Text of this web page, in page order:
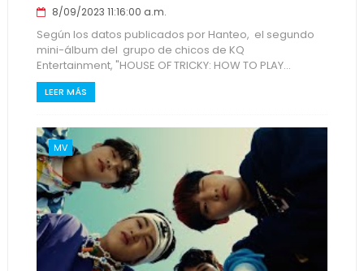
8/09/2023 11:16:00 a.m.
Según los datos publicados por Hanteo, el segundo
mini-álbum del grupo de chicos de KQ
Entertainment, "HOUSE OF TRICKY: HOW TO PLAY...
LEER MÁS
MV